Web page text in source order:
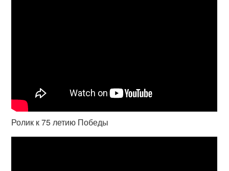
Ролик к 75 летию Победы